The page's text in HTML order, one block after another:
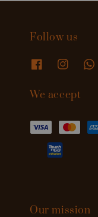
Follow us
We accept
Our mission